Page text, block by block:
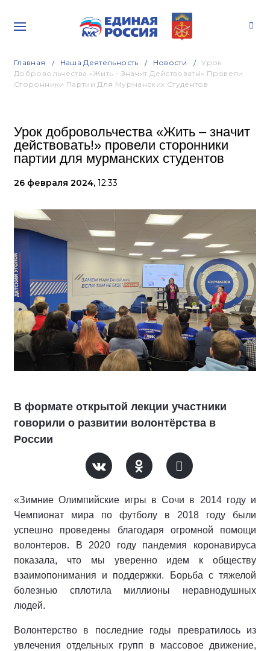
Главная Наша Деятельность Новости
Урок
Добровольчества «Жить – Значит Действовать!» Провели
Сторонники Партии Для Мурманских Студентов
Урок добровольчества «Жить – значит
действовать!» провели сторонники
партии для мурманских студентов
26 февраля 2024, 12:33
В формате открытой лекции участники
говорили о развитии волонтёрства в
России
«Зимние Олимпийские игры в Сочи в 2014 году и
Чемпионат мира по футболу в 2018 году были
успешно проведены благодаря огромной помощи
волонтеров. В 2020 году пандемия коронавируса
показала, что мы уверенно идем к обществу
взаимопонимания и поддержки. Борьба с тяжелой
болезнью сплотила миллионы неравнодушных
людей.
Волонтерство в последние годы превратилось из
увлечения отдельных групп в массовое движение,